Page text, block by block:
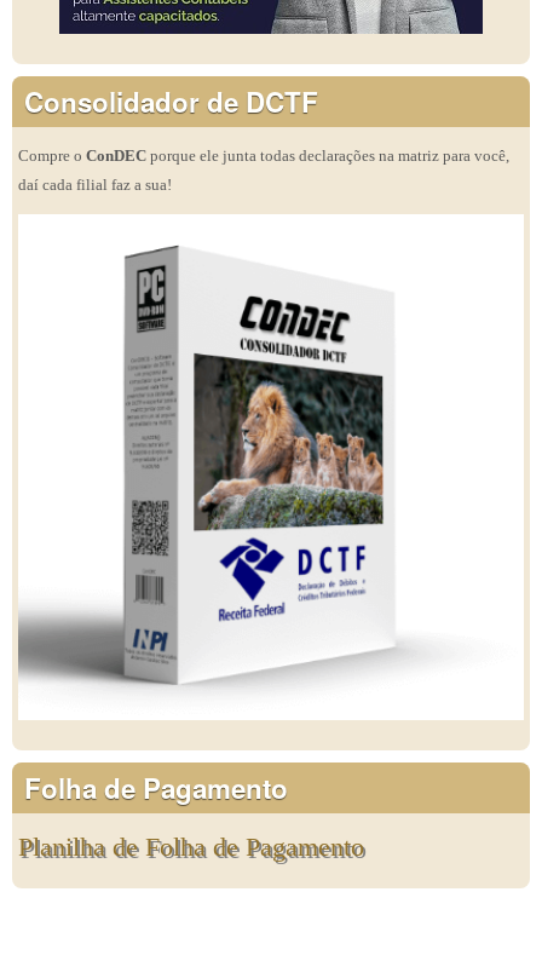
Consolidador de DCTF
Compre o ConDEC porque ele junta todas declarações na matriz para você,
daí cada filial faz a sua!
Folha de Pagamento
Planilha de Folha de Pagamento